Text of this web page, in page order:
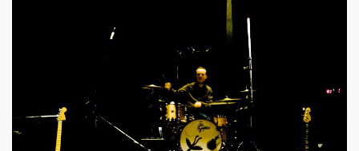
TOUR" de JOHNNY HALLYDAY le 16 juin 2013 a
CHIC" par JEAN ERIC PERRIN ("ROCK AND FOLK",
de MARIE FRANCE par CHRISTIAN LEBRUN dans
jouent l'album "39 DE FIEVRE" le 18 mai 2013 au